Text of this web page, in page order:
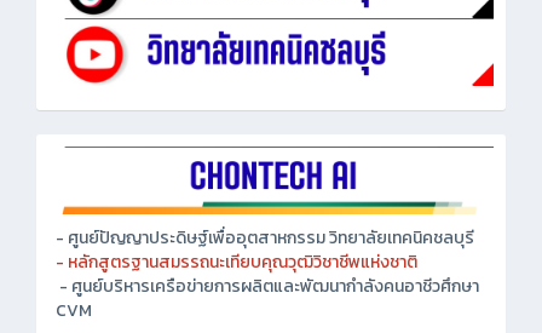
- ศูนย์ปัญญาประดิษฐ์เพื่ออุตสาหกรรม วิทยาลัยเทคนิคชลบุรี
- หลักสูตรฐานสมรรถนะเทียบคุณวุฒิวิชาชีพแห่งชาติ
- ศูนย์บริหารเครือข่ายการผลิตและพัฒนากำลังคนอาชีวศึกษา
CVM